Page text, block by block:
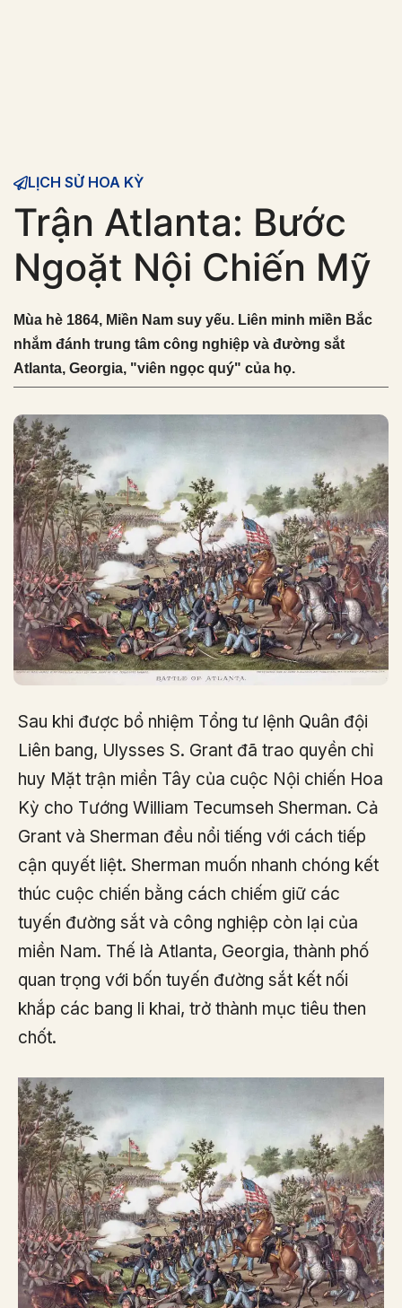
LỊCH SỬ HOA KỲ
Trận Atlanta: Bước
Ngoặt Nội Chiến Mỹ
Mùa hè 1864, Miền Nam suy yếu. Liên minh miền Bắc
nhắm đánh trung tâm công nghiệp và đường sắt
Atlanta, Georgia, "viên ngọc quý" của họ.
Sau khi được bổ nhiệm Tổng tư lệnh Quân đội
Liên bang, Ulysses S. Grant đã trao quyền chỉ
huy Mặt trận miền Tây của cuộc Nội chiến Hoa
Kỳ cho Tướng William Tecumseh Sherman. Cả
Grant và Sherman đều nổi tiếng với cách tiếp
cận quyết liệt. Sherman muốn nhanh chóng kết
thúc cuộc chiến bằng cách chiếm giữ các
tuyến đường sắt và công nghiệp còn lại của
miền Nam. Thế là Atlanta, Georgia, thành phố
quan trọng với bốn tuyến đường sắt kết nối
khắp các bang li khai, trở thành mục tiêu then
chốt.